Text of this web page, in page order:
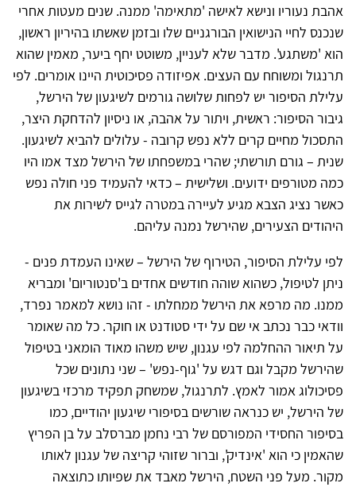
אהבת נעוריו ונישא לאישה 'מתאימה' ממנה. שנים מעטות אחרי
שנכנס לחיי הנישואין הבורגניים שלו ובזמן שאשתו בהיריון ראשון,
הוא 'משתגע'. מדבר שלא לעניין, משוטט יחף ביער, מאמין שהוא
תרנגול ומשוחח עם העצים. אפיזודה פסיכוטית היינו אומרים. לפי
עלילת הסיפור יש לפחות שלושה גורמים לשיגעון של הירשל,
גיבור הסיפור: ראשית, ויתור על אהבה, או ניסיון להדחקת היצר,
התסכול מחיים קרים ללא נפש קרובה - עלולים להביא לשיגעון.
שנית – גורם תורשתי; שהרי במשפחתו של הירשל מצד אמו היו
כמה מטורפים ידועים. ושלישית – כדאי להעמיד פני חולה נפש
כאשר נציג הצבא מגיע לעיירה במטרה לגייס לשירות את
היהודים הצעירים, שהירשל נמנה עליהם.
לפי עלילת הסיפור, הטירוף של הירשל – שאינו העמדת פנים -
ניתן לטיפול, כשהוא שוהה חודשים אחדים ב'סנטוריום' ומבריא
ממנו. מה מרפא את הירשל ממחלתו - זהו נושא למאמר נפרד,
וודאי כבר נכתב אי שם על ידי סטודנט או חוקר. כל מה שאומר
על תיאור ההחלמה לפי עגנון, שיש משהו מאוד הומאני בטיפול
שהירשל מקבל וגם דגש על 'גוף-נפש' – שני נתונים שכל
פסיכולוג אמור לאמץ. לתרנגול, שמשחק תפקיד מרכזי בשיגעון
של הירשל, יש כנראה שורשים בסיפורי שיגעון יהודיים, כמו
בסיפור החסידי המפורסם של רבי נחמן מברסלב על בן הפריץ
שהאמין כי הוא 'אינדיק', וברור שזוהי קריצה של עגנון לאותו
מקור. מעל פני השטח, הירשל מאבד את שפיותו כתוצאה